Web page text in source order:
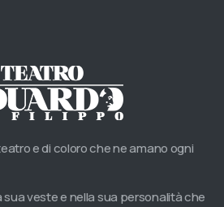
e di coloro che ne amano ogni
veste e nella sua personalità che